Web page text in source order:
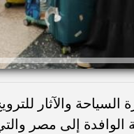
السياحة والآثار
إلى مصر